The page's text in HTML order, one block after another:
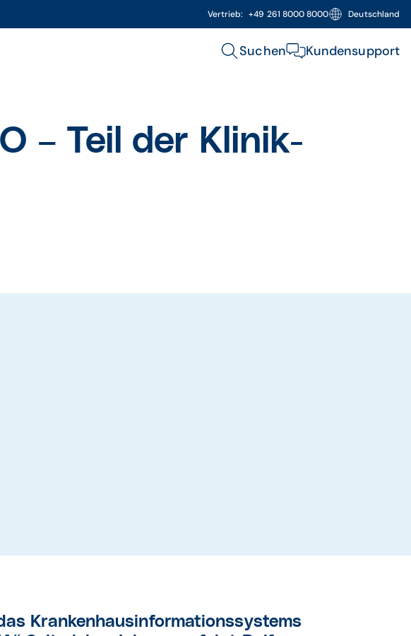
Vertrieb: +49 261 8000 8000 Deutschland
Suchen Kundensupport
– Teil der Klinik-
Krankenhausinformationssystems